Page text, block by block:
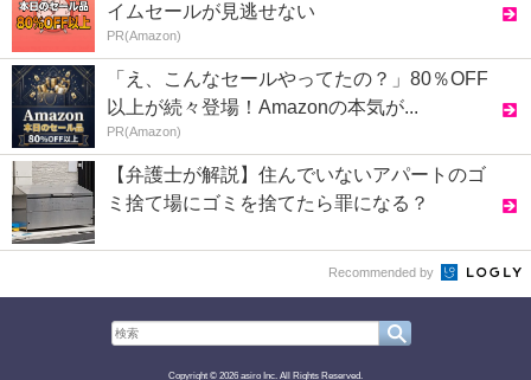
イムセールが見逃せない
PR(Amazon)
「え、こんなセールやってたの？」80％OFF
以上が続々登場！Amazonの本気が...
PR(Amazon)
【弁護士が解説】住んでいないアパートのゴ
ミ捨て場にゴミを捨てたら罪になる？
Recommended by
Copyright © 2026 asiro Inc. All Rights Reserved.